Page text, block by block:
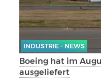
INDUSTRIE - NEWS
Boeing hat im
ausgeliefert